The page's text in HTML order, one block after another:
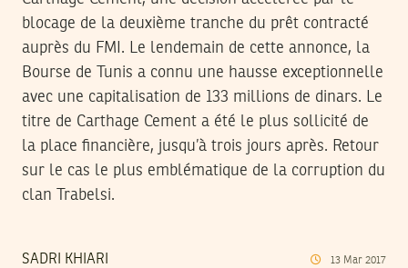
blocage de la deuxième tranche du prêt contracté
auprès du FMI. Le lendemain de cette annonce, la
Bourse de Tunis a connu une hausse exceptionnelle
avec une capitalisation de 133 millions de dinars. Le
titre de Carthage Cement a été le plus sollicité de
la place financière, jusqu’à trois jours après. Retour
sur le cas le plus emblématique de la corruption du
clan Trabelsi.
SADRI KHIARI 13 Mar 2017